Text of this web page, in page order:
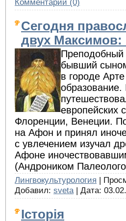
Сегодня
двух Максимов:
Преподобный
бывший сыном
в городе
европейских
Флоренции, Венеции.
на Афон и принял
с увлечением изучал
Афоне
(Андроником
Лингвокультурология |
Добавил: sveta | Дата:
Історія